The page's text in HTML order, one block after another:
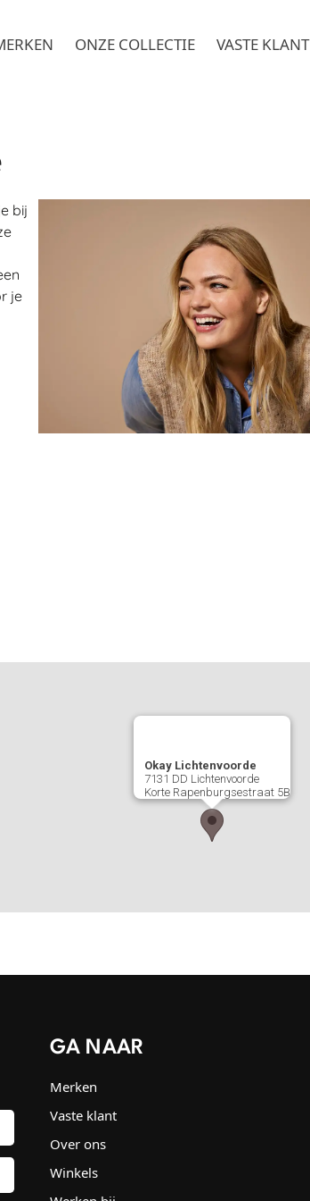
ONZE COLLECTIE VASTE KLANT
bij
je
Okay Lichtenvoorde
7131 DD Lichtenvoorde
Korte Rapenburgsestraat 5B
GA NAAR
Merken
Vaste klant
Over ons
Winkels